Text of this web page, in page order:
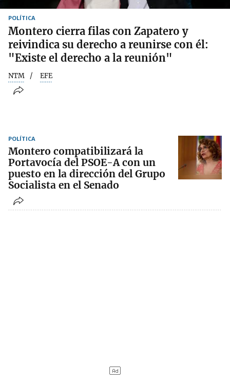
POLÍTICA
Montero cierra filas con Zapatero y
reivindica su derecho a reunirse con él:
"Existe el derecho a la reunión"
NTM EFE
POLÍTICA
Montero compatibilizará la
Portavocía del PSOE-A con un
puesto en la dirección del Grupo
Socialista en el Senado